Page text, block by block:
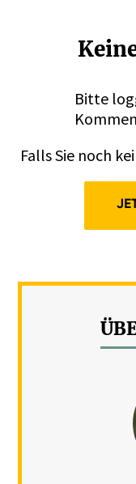
Bitte
Falls Sie noch